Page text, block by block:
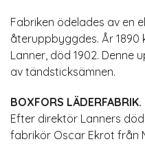
Fabriken ödelades av en
återuppbyggdes. År 1890
Lanner, död 1902. Denne
av tändsticksämnen.
BOXFORS LÄDERFABRIK.
Efter direktör Lanners
fabrikör Oscar Ekrot från